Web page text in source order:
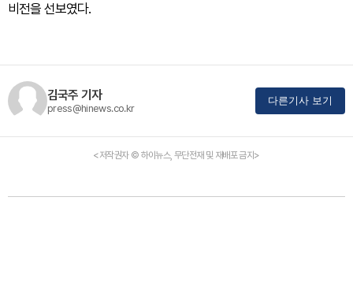
비전을 선보였다.
김국주 기자
press@hinews.co.kr
다른기사 보기
<저작권자 © 하이뉴스, 무단전재 및 재배포 금지>